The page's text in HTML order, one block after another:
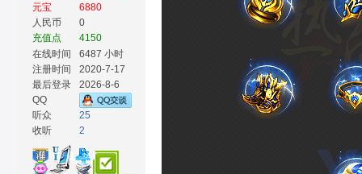
元宝
6880
人民币
0
充值点
4150
在线时间
6487 小时
注册时间
2020-7-17
最后登录
2026-8-6
QQ
听众
25
收听
2